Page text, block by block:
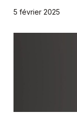
5 février 2025